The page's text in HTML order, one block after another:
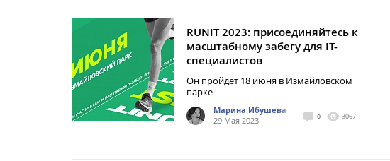
RUNIT 2023: присоединяйтесь к
масштабному забегу для IT-
специалистов
Он пройдет 18 июня в Измайловском
парке
Марина Ибушева
29 Мая 2023
0 3067